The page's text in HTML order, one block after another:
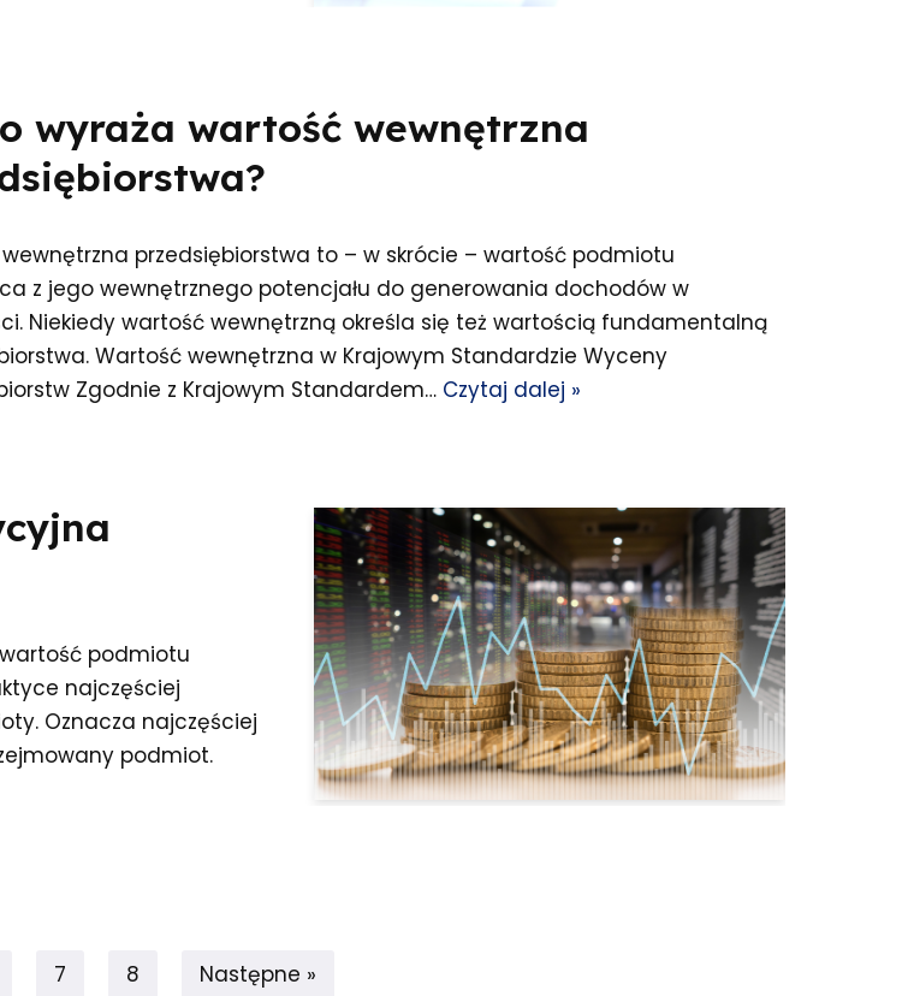
wyraża wartość wewnętrzna
przedsiębiorstwa to – w skrócie – wartość podmiotu
z jego wewnętrznego potencjału do generowania dochodów w
Niekiedy wartość wewnętrzną określa się też wartością fundamentalną
Wartość wewnętrzna w Krajowym Standardzie Wyceny
Zgodnie z Krajowym Standardem… Czytaj dalej »
podmiotu
najczęściej
Oznacza najczęściej
podmiot.
7 8 Następne »